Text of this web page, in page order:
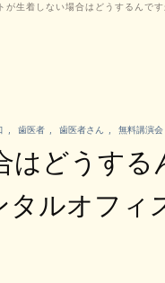
が生着しない場合はどうするんで
歯医者 歯医者さん 無料講演会
はどうする
タルオフィ